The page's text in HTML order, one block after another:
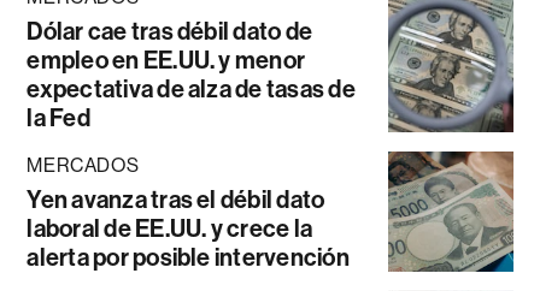
Dólar cae tras débil dato de
empleo en EE.UU. y menor
expectativa de alza de tasas de
la Fed
MERCADOS
Yen avanza tras el débil dato
laboral de EE.UU. y crece la
alerta por posible intervención